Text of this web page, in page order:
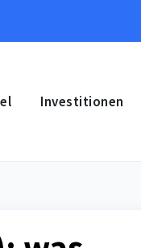
Investitionen